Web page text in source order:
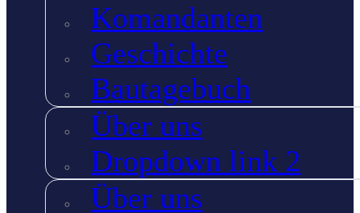
Komandanten
Geschichte
Bautagebuch
Über uns
Dropdown link 2
Über uns